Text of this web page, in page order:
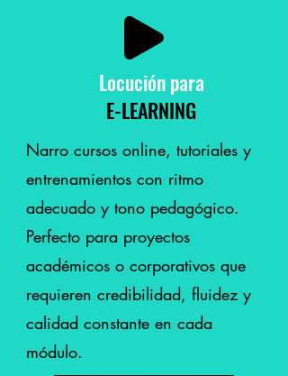
Locuciónpara
E-LEARNING
Narro cursos online, tutoriales y
entrenamientos con ritmo
adecuado y tono pedagógico.
Perfecto para proyectos
académicos o corporativos que
requieren credibilidad, fluidez y
calidad constante en cada
módulo.